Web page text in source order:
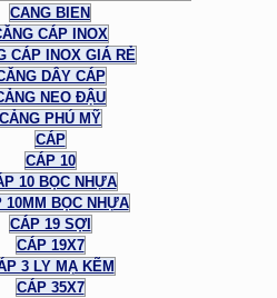
CANG BIEN
CÁP INOX
CÁP INOX GIÁ RẺ
DÂY CÁP
NEO ĐẬU
CẢNG PHÚ MỸ
CÁP
CÁP 10
10 BỌC NHỰA
10MM BỌC NHỰA
CÁP 19 SỢI
CÁP 19X7
3 LY MẠ KẼM
CÁP 35X7